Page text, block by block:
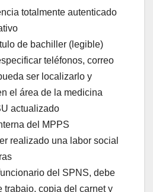
totalmente autenticado
de bachiller (legible)
teléfonos, correo
ser localizarlo y
el área de la medicina
actualizado
del MPPS
realizado una labor social
del SPNS, debe
trabajo, copia del carnet y